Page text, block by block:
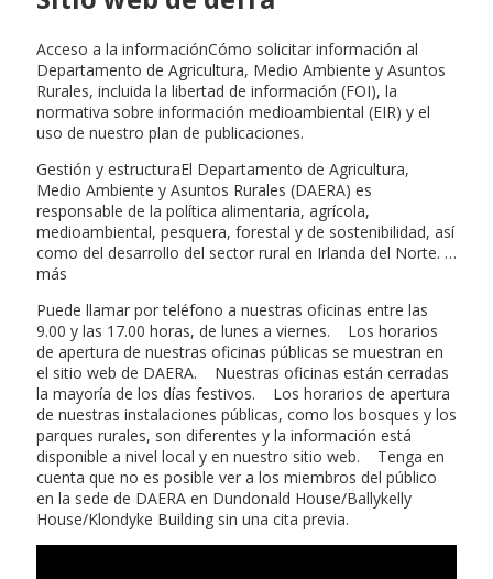
Acceso a la informaciónCómo solicitar información al
Departamento de Agricultura, Medio Ambiente y Asuntos
Rurales, incluida la libertad de información (FOI), la
normativa sobre información medioambiental (EIR) y el
uso de nuestro plan de publicaciones.
Gestión y estructuraEl Departamento de Agricultura,
Medio Ambiente y Asuntos Rurales (DAERA) es
responsable de la política alimentaria, agrícola,
medioambiental, pesquera, forestal y de sostenibilidad, así
como del desarrollo del sector rural en Irlanda del Norte. …
más
Puede llamar por teléfono a nuestras oficinas entre las
9.00 y las 17.00 horas, de lunes a viernes. Los horarios
de apertura de nuestras oficinas públicas se muestran en
el sitio web de DAERA. Nuestras oficinas están cerradas
la mayoría de los días festivos. Los horarios de apertura
de nuestras instalaciones públicas, como los bosques y los
parques rurales, son diferentes y la información está
disponible a nivel local y en nuestro sitio web. Tenga en
cuenta que no es posible ver a los miembros del público
en la sede de DAERA en Dundonald House/Ballykelly
House/Klondyke Building sin una cita previa.